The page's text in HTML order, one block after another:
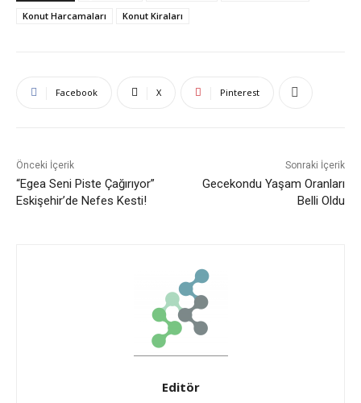
Konut Harcamaları
Konut Kiraları
Facebook X Pinterest
Önceki İçerik
“Egea Seni Piste Çağırıyor”
Eskişehir’de Nefes Kesti!
Sonraki İçerik
Gecekondu Yaşam Oranları
Belli Oldu
Editör